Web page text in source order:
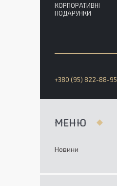
КОРПОРАТИВНІ
ПОДАРУНКИ
+380 (95) 822-88-95
Новини